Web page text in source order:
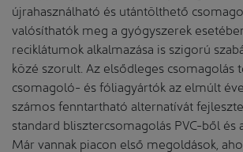
újrahasználható és utántölthető
valósíthatók meg a gyógyszerek
reciklátumok alkalmazása is szigorú
közé szorult. Az elsődleges csomagolás
csomagoló- és fóliagyártók az elmúlt
számos fenntartható alternatívát
standard blisztercsomagolás PVC-ből és
Már vannak piacon első megoldások,